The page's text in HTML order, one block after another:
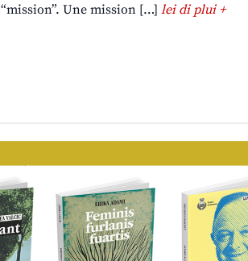
“mission”. Une mission […]lei di plui +